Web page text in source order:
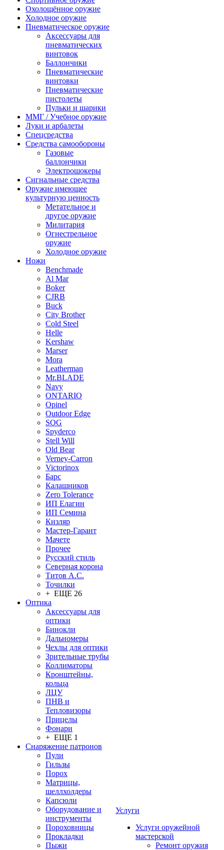
Охолощённое оружие
Холодное оружие
Пневматическое оружие
Аксессуары для
пневматических
винтовок
Баллончики
Пневматические
винтовки
Пневматические
пистолеты
Пульки и шарики
ММГ / Учебное оружие
Луки и арбалеты
Спецсредства
Средства самообороны
Газовые
баллончики
Электрошокеры
Сигнальные средства
Оружие имеющее
культурную ценность
Метательное и
другое оружие
Милитария
Огнестрельное
оружие
Холодное оружие
Ножи
Benchmade
Al Mar
Boker
CJRB
Buck
City Brother
Cold Steel
Helle
Kershaw
Marser
Mora
Leatherman
Mr.BLADE
Navy
ONTARIO
Opinel
Outdoor Edge
SOG
Spyderco
Stell Will
Old Bear
Verney-Carron
Victorinox
Барс
Калашников
Zero Tolerance
ИП Елагин
ИП Семина
Кизляр
Мастер-Гарант
Мачете
Прочее
Русский стиль
Северная корона
Титов А.С.
Точилки
+ ЕЩЕ 26
Оптика
Аксессуары для
оптики
Бинокли
Дальномеры
Чехлы для оптики
Зрительные трубы
Коллиматоры
Кронштейны,
кольца
ЛЦУ
ПНВ и
Тепловизоры
Прицелы
Фонари
+ ЕЩЕ 1
Снаряжение патронов
Пули
Гильзы
Порох
Матрицы,
шеллхолдеры
Капсюли
Оборудование и
инструменты
Пороховницы
Прокладки
Пыжи
Услуги
Услуги оружейной
мастерской
Ремонт оружия